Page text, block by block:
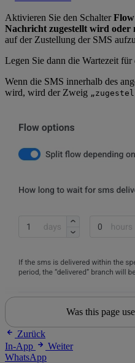
Aktivieren Sie den SchalterFlow
Nachricht zugestellt wird oder
auf der Zustellung der SMS
Legen Sie dann die Wartezeit
Wenn die SMS innerhalb des
wird, wird der Zweig
Was this page
Zurück
In-App
Weiter
WhatsApp